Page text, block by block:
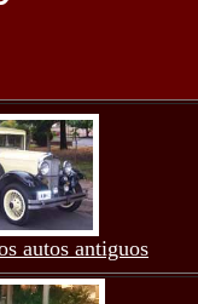
autos antiguos